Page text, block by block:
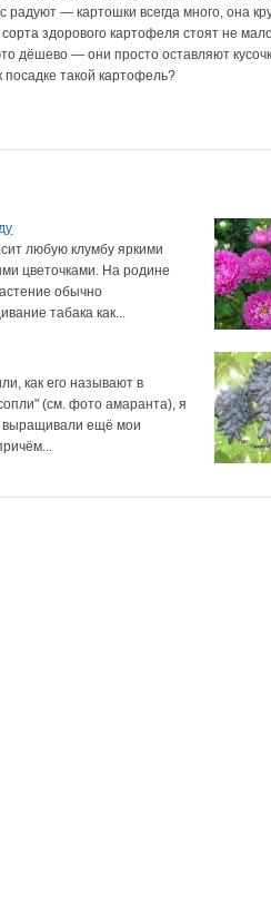
— картошки всегда много, она
здорового картофеля стоят не
дёшево — они просто оставляют
посадке такой картофель?
любую клумбу яркими
цветочками. На родине
обычно
табака как...
как его называют в
(см. фото амаранта), я
выращивали ещё мои